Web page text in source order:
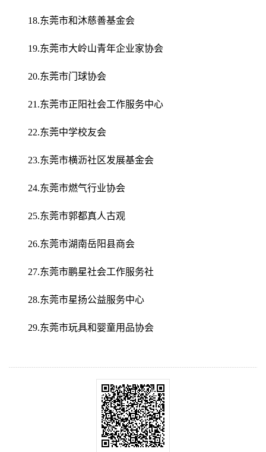
18.东莞市和沐慈善基金会
19.东莞市大岭山青年企业家协会
20.东莞市门球协会
21.东莞市正阳社会工作服务中心
22.东莞中学校友会
23.东莞市横沥社区发展基金会
24.东莞市燃气行业协会
25.东莞市郭都真人古观
26.东莞市湖南岳阳县商会
27.东莞市鹏星社会工作服务社
28.东莞市星扬公益服务中心
29.东莞市玩具和婴童用品协会